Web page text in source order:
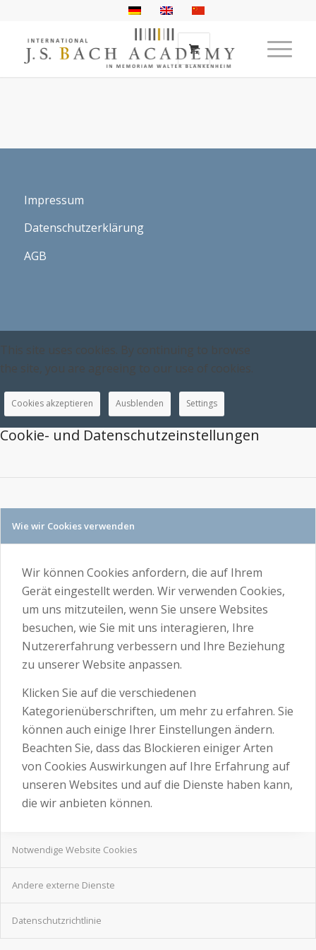
Impressum
Datenschutzerklärung
AGB
This site uses cookies. By continuing to browse
the site, you are agreeing to our use of cookies.
Cookies akzeptieren Ausblenden Settings
Cookie- und Datenschutzeinstellungen
Wie wir Cookies verwenden
Wir können Cookies anfordern, die auf Ihrem
Gerät eingestellt werden. Wir verwenden Cookies,
um uns mitzuteilen, wenn Sie unsere Websites
besuchen, wie Sie mit uns interagieren, Ihre
Nutzererfahrung verbessern und Ihre Beziehung
zu unserer Website anpassen.
Klicken Sie auf die verschiedenen
Kategorienüberschriften, um mehr zu erfahren. Sie
können auch einige Ihrer Einstellungen ändern.
Beachten Sie, dass das Blockieren einiger Arten
von Cookies Auswirkungen auf Ihre Erfahrung auf
unseren Websites und auf die Dienste haben kann,
die wir anbieten können.
Notwendige Website Cookies
Andere externe Dienste
Datenschutzrichtlinie